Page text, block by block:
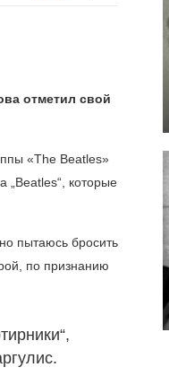
отметил свой
«The Beatles»
„Beatles“, которые
пытаюсь бросить
по признанию